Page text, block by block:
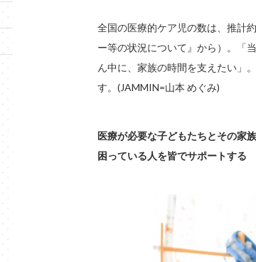
全国の医療的ケア児の数は、推計
ー等の状況について』から）。「
ん中に、家族の時間を支えたい」
す。(JAMMIN=山本 めぐみ)
医療が必要な子どもたちとその家族
困っている人を皆でサポートする